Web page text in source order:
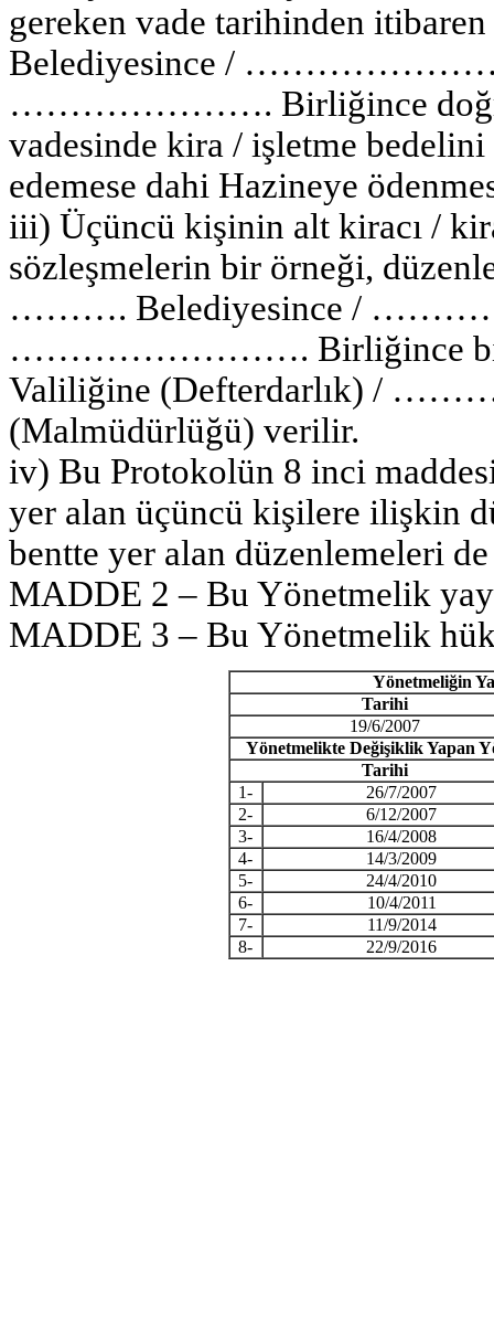
gereken vade tarihinden
Belediyesince /
…………………. Birliğince
vadesinde kira / işletme bedelini
edemese dahi Hazineye
iii) Üçüncü kişinin alt kiracı /
sözleşmelerin bir örneği,
………. Belediyesince /
……………………. Birliğince
Valiliğine (Defterdarlık) /
(Malmüdürlüğü) verilir.
iv) Bu Protokolün 8 inci
yer alan üçüncü kişilere ilişkin
bentte yer alan düzenlemeleri
MADDE 2 – Bu Yönetmelik
MADDE 3 – Bu Yönetmelik
Yönetmeliğin
Tarihi
19/6/2007
Yönetmelikte Değişiklik Yapan
Tarihi
1-
26/7/2007
2-
6/12/2007
3-
16/4/2008
4-
14/3/2009
5-
24/4/2010
6-
10/4/2011
7-
11/9/2014
8-
22/9/2016